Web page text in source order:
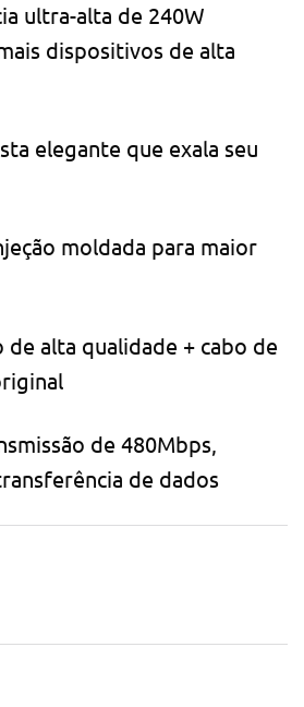
ultra-alta de 240W
dispositivos de alta
elegante que exala seu
moldada para maior
de alta qualidade + cabo de
de 480Mbps,
de dados